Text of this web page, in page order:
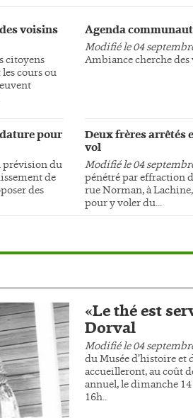
voisins
citoyens
cours ou
pour
prévision du
de
des
Agenda
Modifié le 04
Ambiance cherche
Deux frères arrêtés
vol
Modifié le 04
pénétré par effraction
rue Norman, à
pour y voler du...
«Le thé est
Dorval
Modifié le 04
du Musée d’histoire
accueilleront, au coût
annuel, le dimanche
16h..